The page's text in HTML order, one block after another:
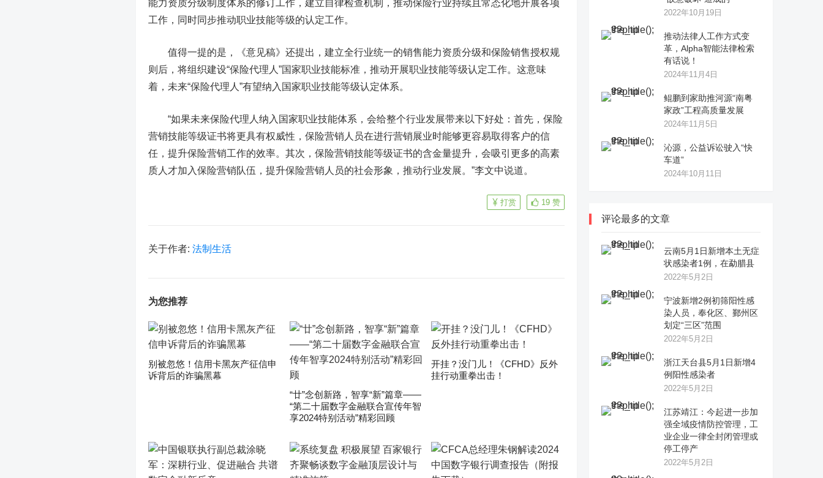
能力资质分级制度体系的修订工作，建立自律检查机制，推动保险行业持续且常态化地开展各项
工作，同时同步推动职业技能等级的认定工作。
值得一提的是，《意见稿》还提出，建立全行业统一的销售能力资质分级和保险销售授权规
则后，将组织建设“保险代理人”国家职业技能标准，推动开展职业技能等级认定工作。这意味
着，未来“保险代理人”有望纳入国家职业技能等级认定体系。
“如果未来保险代理人纳入国家职业技能体系，会给整个行业发展带来以下好处：首先，保险
营销技能等级证书将更具有权威性，保险营销人员在进行营销展业时能够更容易取得客户的信
任，提升保险营销工作的效率。其次，保险营销技能等级证书的含金量提升，会吸引更多的高素
质人才加入保险营销队伍，提升保险营销人员的社会形象，推动行业发展。”李文中说道。
19 赞
打赏
关于作者: 法制生活
为您推荐
别被忽悠！信用卡黑灰产征信申
诉背后的诈骗黑幕
“廿”念创新路，智享“新”篇章——
“第二十届数字金融联合宣传年智
享2024特别活动”精彩回顾
开挂？没门儿！《CFHD》反外
挂行动重拳出击！
2022年10月19日
推动法律人工作方式变
革，Alpha智能法律检索
有话说！
2024年11月4日
鲲鹏到家助推河源“南粤
家政”工程高质量发展
2024年11月5日
沁源，公益诉讼驶入“快
车道”
2024年10月11日
评论最多的文章
云南5月1日新增本土无症
状感染者1例，在勐腊县
2022年5月2日
宁波新增2例初筛阳性感
染人员，奉化区、鄞州区
划定“三区”范围
2022年5月2日
浙江天台县5月1日新增4
例阳性感染者
2022年5月2日
江苏靖江：今起进一步加
强全域疫情防控管理，工
业企业一律全封闭管理或
停工停产
2022年5月2日